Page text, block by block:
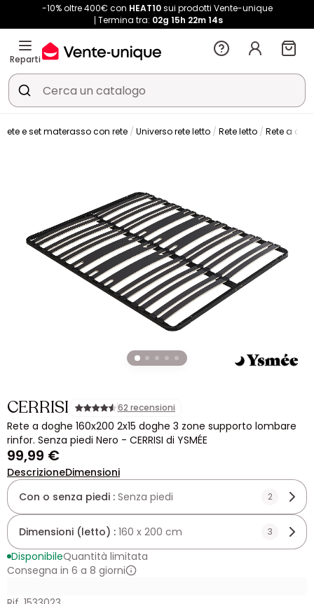
-10% oltre 400€ con HEAT10sui prodotti Vente-unique
Termina tra: 02g 15h 22m 12s
Reparti
Rete e set materasso con rete Universo rete letto Rete letto Rete a
CERRISI 62 recensioni
Rete a doghe 160x200 2x15 doghe 3 zone supporto lombare
rinfor. Senza piedi Nero - CERRISI di YSMÉE
99,99 €
DescrizioneDimensioni
Con o senza piedi : Senza piedi 2
Dimensioni (letto) : 160 x 200 cm 3
DisponibileQuantità limitata
Consegna in 6 a 8 giorni